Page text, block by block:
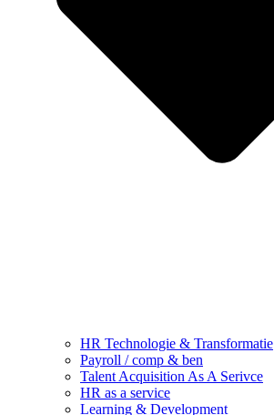
HR Technologie & Transformatie
Payroll / comp & ben
Talent Acquisition As A Serivce
HR as a service
Learning & Development